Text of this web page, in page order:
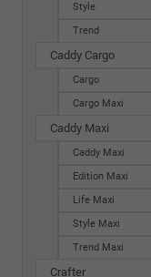
Style
Trend
Caddy Cargo
Cargo
Cargo Maxi
Caddy Maxi
Caddy Maxi
Edition Maxi
Life Maxi
Style Maxi
Trend Maxi
Crafter